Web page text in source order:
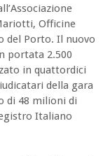
Officine
del Porto. Il nuovo
portata 2.500
in quattordici
della gara
di 48 milioni di
Italiano